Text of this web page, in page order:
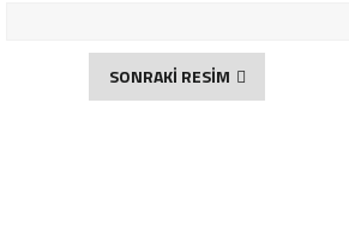
SONRAKİ RESİM